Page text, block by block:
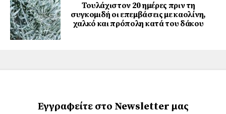
Τουλάχιστον 20 ημέρες πριν τη
συγκομιδή οι επεμβάσεις με καολίνη,
χαλκό και πρόπολη κατά του δάκου
Εγγραφείτε στο Newsletter μας